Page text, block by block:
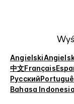
Angielski
中文Français
Русский
Bahasa Indonesia